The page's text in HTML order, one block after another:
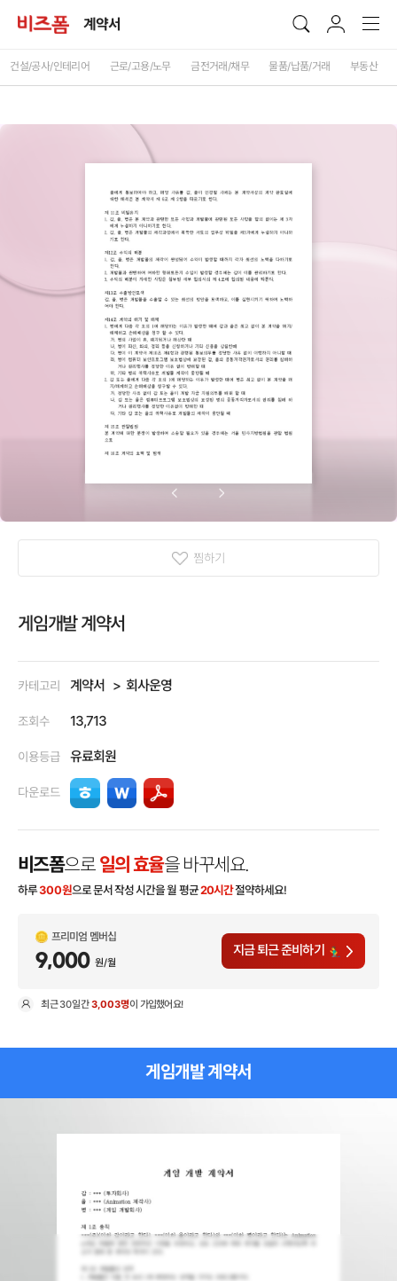
계약서
건설/공사/인테리어 근로/고용/노무 금전거래/채무 물품/납품/거래 부동산
찜하기
게임개발 계약서
카테고리 계약서 회사운영
조회수 13,713
이용등급 유료회원
다운로드
비즈폼으로 일의 효율을 바꾸세요.
하루300원으로 문서 작성 시간을 월 평균20시간절약하세요!
프리미엄 멤버십
9,000 원/월
지금 퇴근 준비하기
최근30일간3,003명이 가입했어요!
게임개발 계약서